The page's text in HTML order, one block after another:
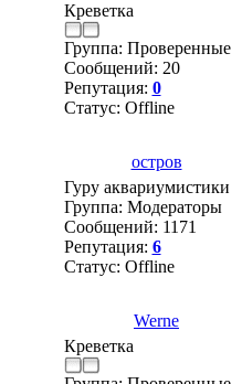
Креветка
Группа: Проверенные
Сообщений: 20
Репутация: 0
Статус: Offline
остров
Гуру аквариумистики
Группа: Модераторы
Сообщений: 1171
Репутация: 6
Статус: Offline
Werne
Креветка